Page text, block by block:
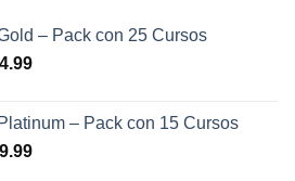
– Pack con 25 Cursos
El
es:
$34.99.
– Pack con 15 Cursos
El